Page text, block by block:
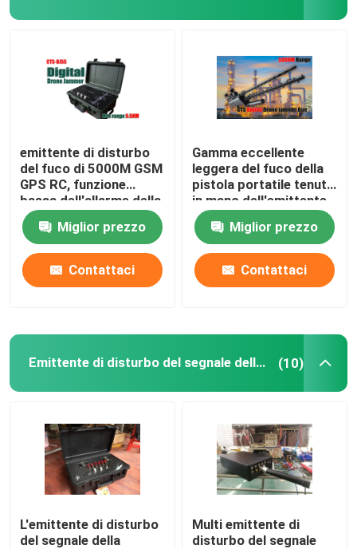
Emittente di disturbo ad alta frequenza
emittente di disturbo di VHF di frequenza ultraelevata
emittente di disturbo
del fuco di 5000M GSM
GPS RC, funzione
bassa dell'allarme della
batteria del
rimescolatore del
segnale del fuco
Miglior prezzo
Contattaci
Gamma eccellente
leggera del fuco della
pistola portatile tenuta
in mano dell'emittente
di disturbo per militare
Miglior prezzo
Contattaci
Emittente di disturbo del segnale della bomba (10)
L'emittente di disturbo
del segnale della
Multi emittente di
disturbo del segnale